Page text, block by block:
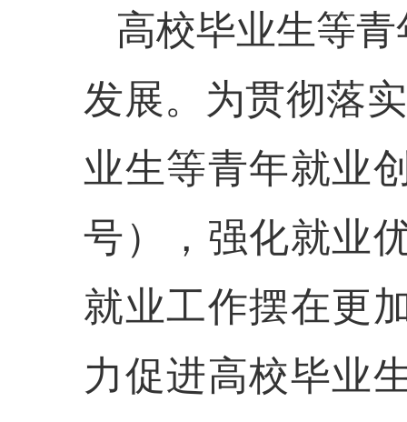
高校毕业生等
发展。为贯彻落
业生等青年就业
号），强化就业
就业工作摆在更
力促进高校毕业